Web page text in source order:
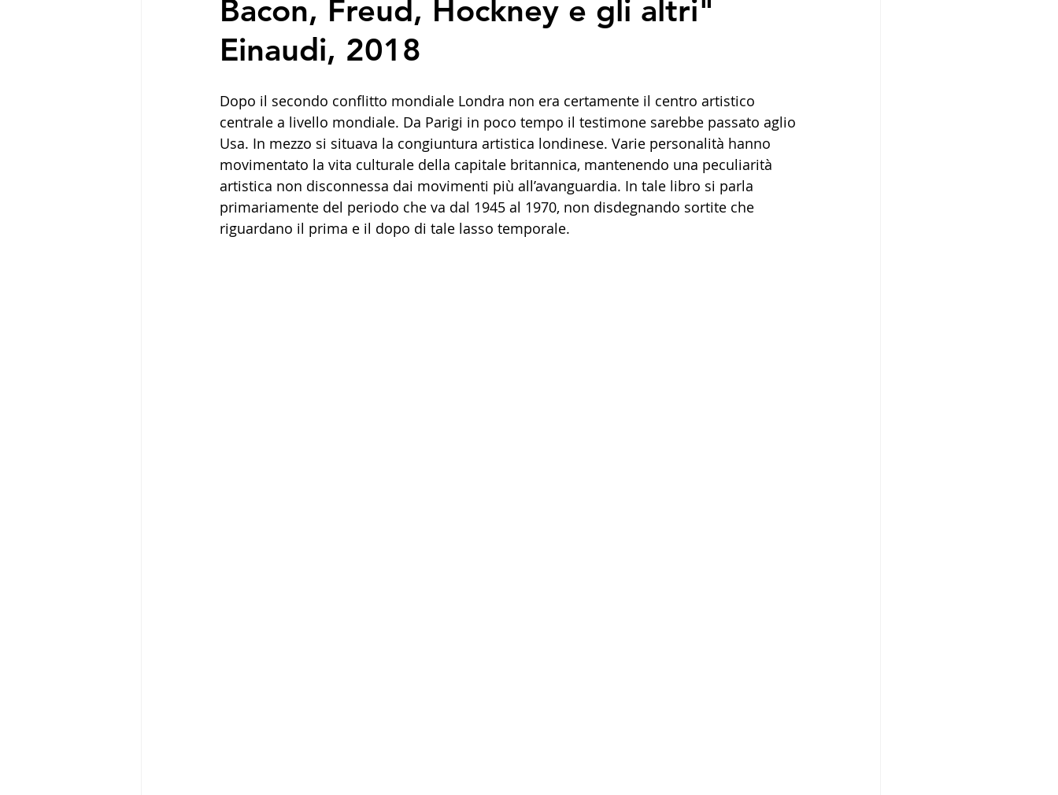
Bacon, Freud, Hockney e gli altri"
Einaudi, 2018
Dopo il secondo conflitto mondiale Londra non era certamente il centro artistico
centrale a livello mondiale. Da Parigi in poco tempo il testimone sarebbe passato aglio
Usa. In mezzo si situava la congiuntura artistica londinese. Varie personalità hanno
movimentato la vita culturale della capitale britannica, mantenendo una peculiarità
artistica non disconnessa dai movimenti più all’avanguardia. In tale libro si parla
primariamente del periodo che va dal 1945 al 1970, non disdegnando sortite che
riguardano il prima e il dopo di tale lasso temporale.